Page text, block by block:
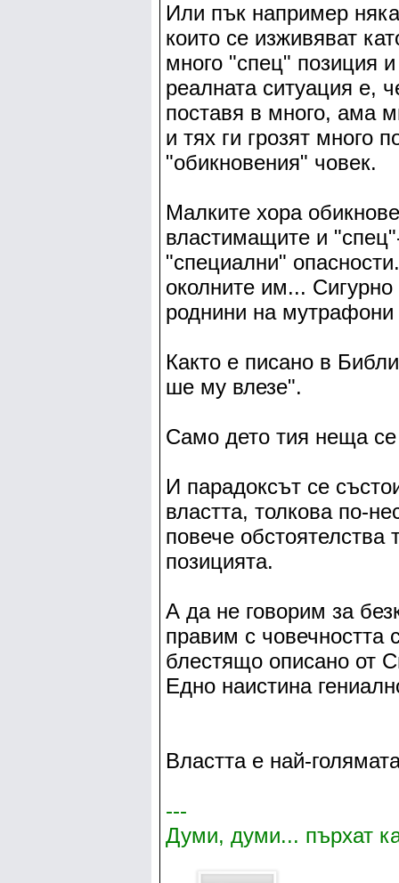
Или пък например
които се изживяват
много "спец" позиция
реалната ситуация е,
поставя в много, ама
и тях ги грозят много
"обикновения" човек.
Малките хора
властимащите и
"специални"
околните им...
роднини на мутрафони
Както е писано в
ше му влезе".
Само дето тия неща се
И парадоксът се
властта, толкова по-
повече
позицията.
А да не говорим за
правим с човечността
блестящо описано от
Едно наистина
Властта е най-
---
Думи, думи... пърхат